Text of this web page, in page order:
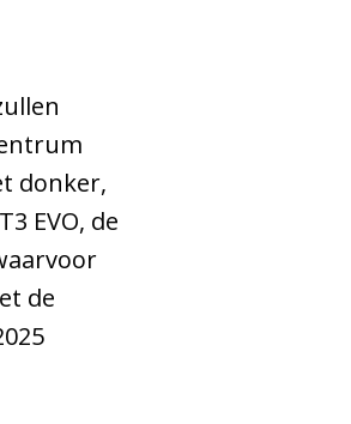
donker,
EVO, de
de